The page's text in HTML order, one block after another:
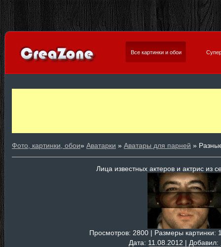
Все картинки и обои
Фото, картинки, обои» Аватарки » Аватары для парней »
Лица известных актеров и актрис из
Просмотров: 2800 | Размеры картинки:
Дата: 11.08.2012 | Добавил: